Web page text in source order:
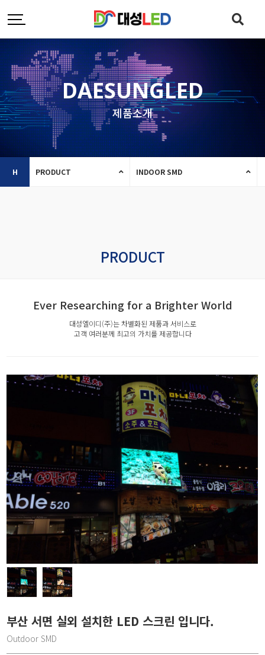
DAESUNGLED
제품소개
H PRODUCT INDOOR SMD
PRODUCT
Ever Researching for a Brighter World
대성엘이디(주)는 차별화된 제품과 서비스로
고객 여러분께 최고의 가치를 제공합니다
부산 서면 실외 설치한 LED 스크린 입니다.
Outdoor SMD